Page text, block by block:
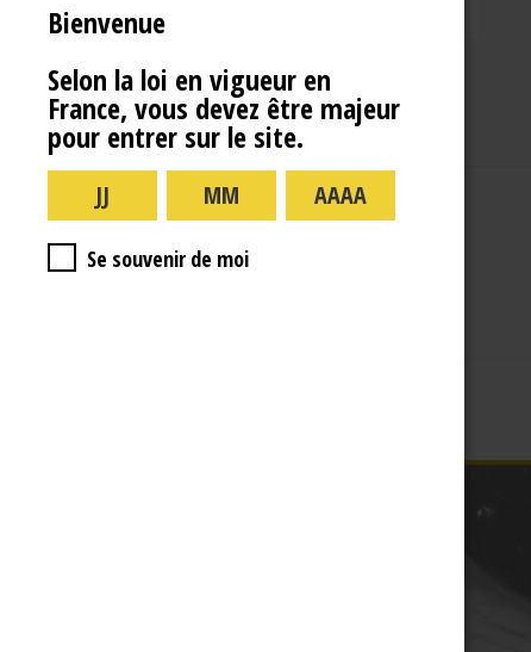
Bienvenue
Selon la loi en vigueur en
France, vous devez être majeur
pour entrer sur le site.
Se souvenir de moi